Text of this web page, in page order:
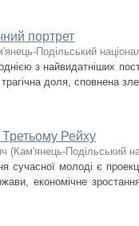
портрет
Подільський
з найвидатніших
трагічна доля, сповнена
Третьому Рейху
(Кам'янець-Подільський
сучасної молоді є
економічне